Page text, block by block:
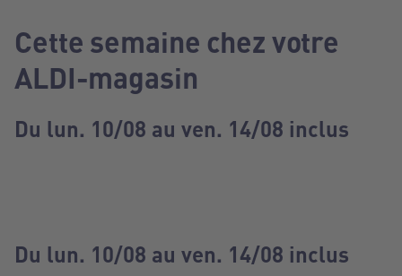
Cette semaine chez votre
ALDI-magasin
Du lun. 10/08 au ven. 14/08 inclus
Du lun. 10/08 au ven. 14/08 inclus